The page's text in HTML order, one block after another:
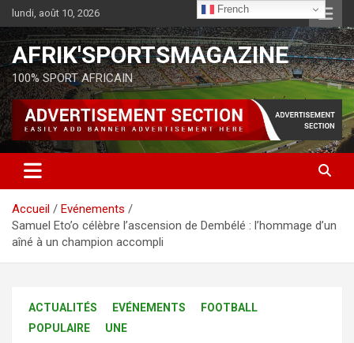
lundi, août 10, 2026
AFRIK'SPORTSMAGAZINE
100% SPORT AFRICAIN
Accueil
Evénements
Samuel Eto’o célèbre l’ascension de Dembélé : l’hommage d’un
aîné à un champion accompli
ACTUALITÉS EVÉNEMENTS
FOOTBALL
POPULAIRE
UNE
French